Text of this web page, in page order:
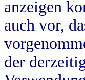
anzeigen
auch vor,
der